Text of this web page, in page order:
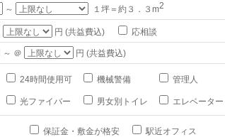
～ １坪＝約３．３m2
円 (共益費込) 応相談
～ ＠ 円 (共益費込)
24時間使用可 機械警備 管理人
光ファイバー 男女別トイレ エレベーター
保証金・敷金が格安 駅近オフィス